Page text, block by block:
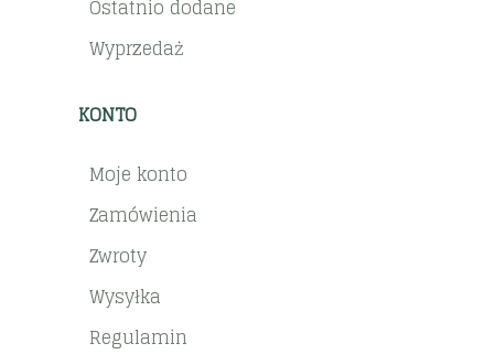
Ostatnio dodane
Wyprzedaż
KONTO
Moje konto
Zamówienia
Zwroty
Wysyłka
Regulamin